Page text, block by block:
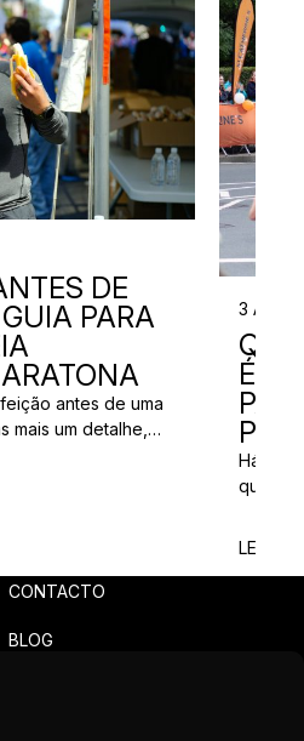
DE
PARA
antes de uma
um detalhe,
de uma corrida?
3 Ago
ÉS?
Há
quem
para
LER
CONTACTO
BLOG